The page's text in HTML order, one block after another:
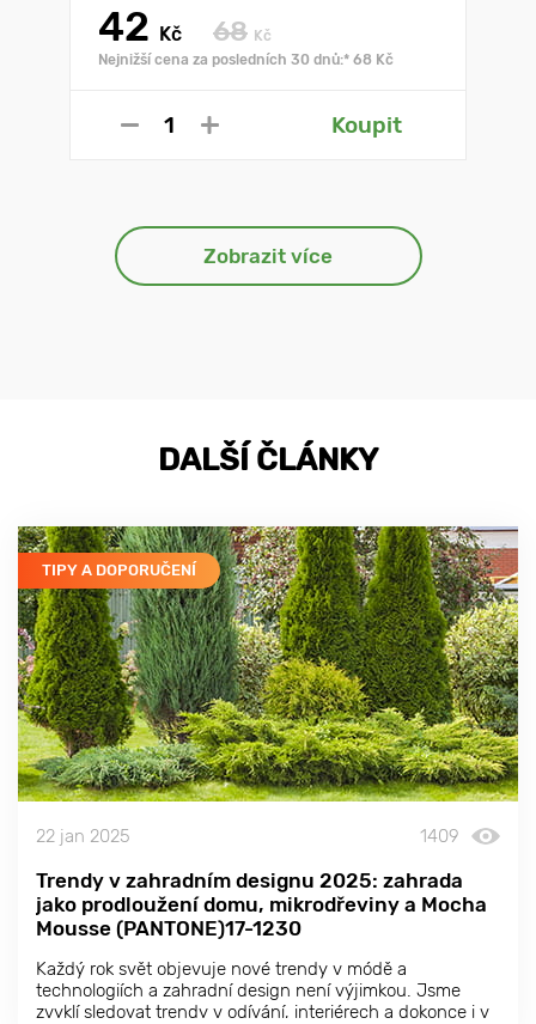
42 Kč 68 Kč
Nejnižší cena za posledních 30 dnů:* 68 Kč
Koupit
Zobrazit více
DALŠÍ ČLÁNKY
TIPY A DOPORUČENÍ
22 jan 2025 1409
Trendy v zahradním designu 2025: zahrada
jako prodloužení domu, mikrodřeviny a Mocha
Mousse (PANTONE)17-1230
Každý rok svět objevuje nové trendy v módě a
technologiích a zahradní design není výjimkou. Jsme
zvyklí sledovat trendy v odívání, interiérech a dokonce i v